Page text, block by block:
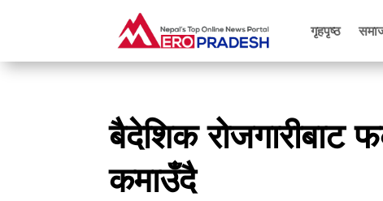
गृहपृष्ठ
बैदेशिक रोजगारीबाट
कमाउँदै